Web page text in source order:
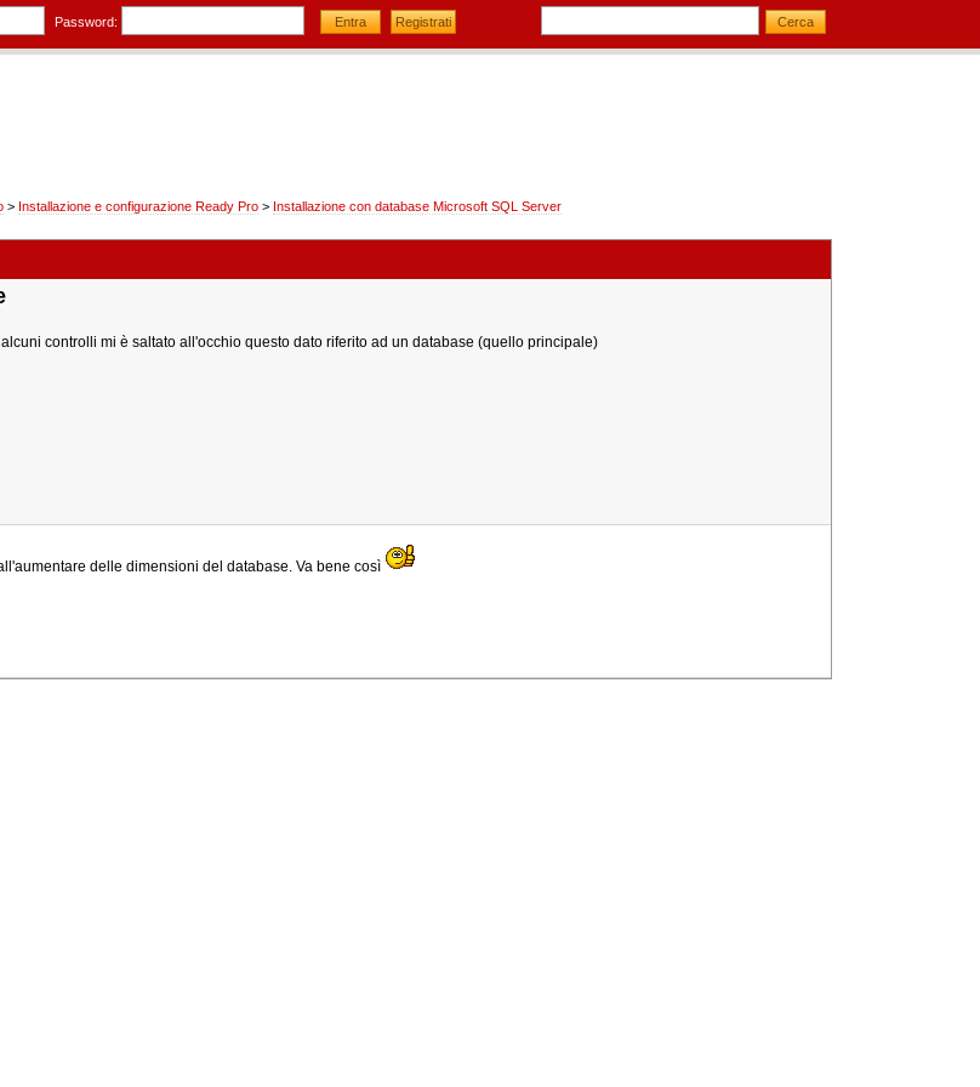
Password:
> Installazione e configurazione Ready Pro > Installazione con database Microsoft SQL Server
controlli mi è saltato all'occhio questo dato riferito ad un database (quello principale)
delle dimensioni del database. Va bene così